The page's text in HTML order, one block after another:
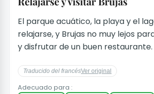
El parque acuático, la playa y el
relajarse, y Brujas no muy lejos
y disfrutar de un buen restaurante.
Traducido del francésVer original
Adecuado para :